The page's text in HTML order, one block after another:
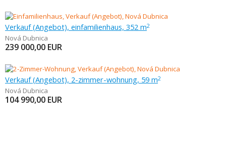
Verkauf (Angebot), einfamilienhaus, 352 m2
Nová Dubnica
239 000,00 EUR
Verkauf (Angebot), 2-zimmer-wohnung, 59 m2
Nová Dubnica
104 990,00 EUR